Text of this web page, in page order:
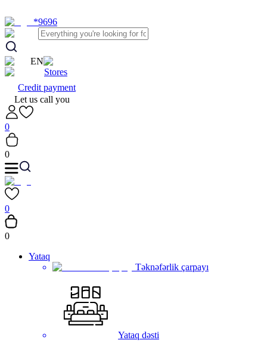
*9696
EN
Stores
Credit payment
Let us call you
0
0
0
0
Yataq
Təknəfərlik çarpayı
Yataq dəsti